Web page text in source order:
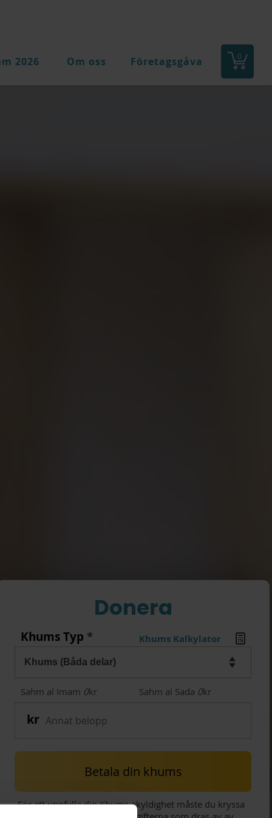
0
2026 Om oss Företagsgåva
Donera
Khums Typ * Khums Kalkylator
Sahm al Imam 0kr Sahm al Sada 0kr
Betala din khums
För att uppfylla din Khums-skyldighet måste du kryssa